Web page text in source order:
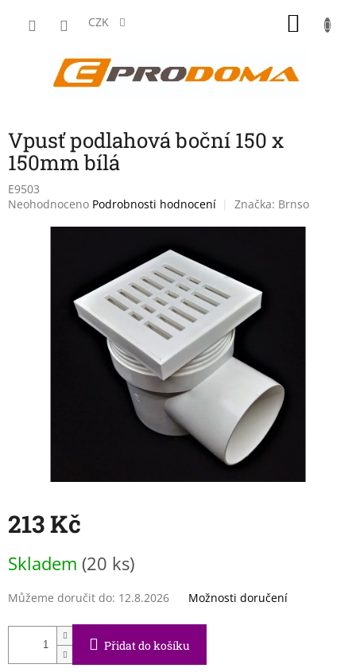
CZK
Vpusť podlahová boční 150 x
150mm bílá
E9503
Průměrné
Neohodnoceno Podrobnosti hodnocení Značka: Brnso
213 Kč
cena:
Skladem (20 ks)
Můžeme doručit do: 12.8.2026 Možnosti doručení
Přidat do košíku